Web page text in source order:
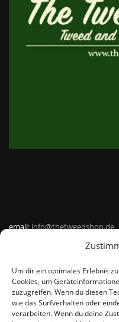
Um dir ein optimales Erlebnis
Cookies, um
zuzugreifen. Wenn du diesen
wie das Surfverhalten oder
verarbeiten. Wenn du deine
email:info@thetweedshop.de
Kvk Nummer: 88959732
MWSnr: NL864836247B01